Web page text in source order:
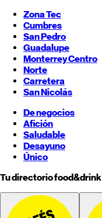
Zona Tec
Cumbres
San Pedro
Guadalupe
MonterreyCentro
Norte
Carretera
San Nicolás
De negocios
Afición
Saludable
Desayuno
Único
Tu directorio food&drink